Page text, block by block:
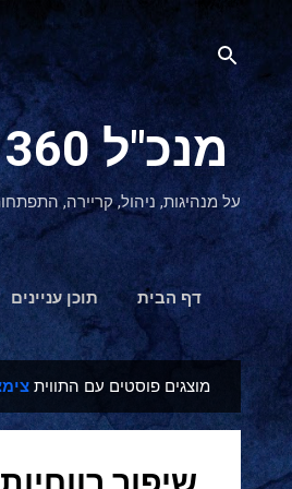
מנכ"ל 360 CEO - מנהיגות והתפתחות אישית
על מנהיגות, ניהול, קריירה,
דף הבית תוכן עניינים
ש
מוצגים פוסטים עם התווית